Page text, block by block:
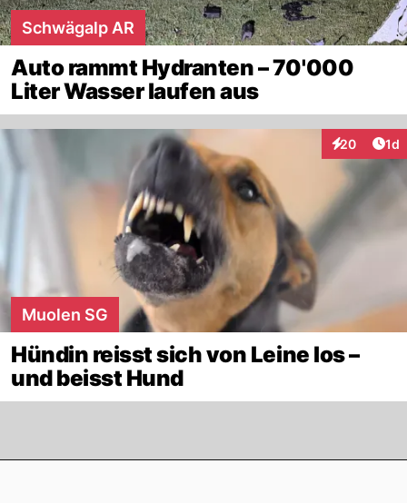
Schwägalp AR
Auto rammt Hydranten – 70'000
Liter Wasser laufen aus
20
Interaktionen
1d
Muolen SG
Hündin reisst sich von Leine los –
und beisst Hund